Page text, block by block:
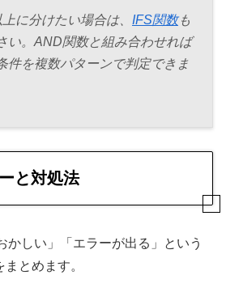
に分けたい場合は、 IFS関数も
い。AND関数と組み合わせれば
件を複数パターンで判定できま
と対処法
かしい」「エラーが出る」という
とめます。